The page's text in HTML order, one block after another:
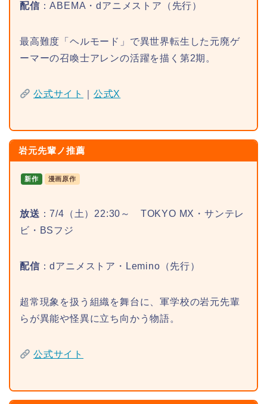
配信 ：ABEMA・dアニメストア（先行）
最高難度「ヘルモード」で異世界転生した元廃ゲ
ーマーの召喚士アレンの活躍を描く第2期。
公式サイト 公式X
岩元先輩ノ推薦
新作 漫画原作
放送 ：7/4（土）22:30～ TOKYO MX・サンテレ
ビ・BSフジ
配信 ：dアニメストア・Lemino（先行）
超常現象を扱う組織を舞台に、軍学校の岩元先輩
らが異能や怪異に立ち向かう物語。
公式サイト